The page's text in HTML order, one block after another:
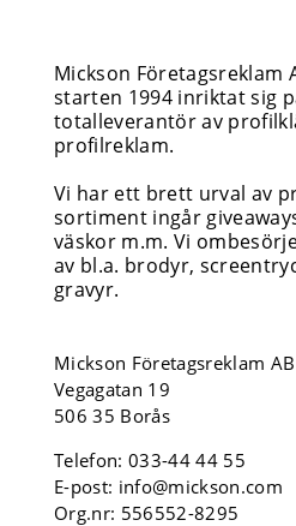
Mickson Företagsreklam
starten 1994 inriktat sig
totalleverantör av
profilreklam.
Vi har ett brett urval av
sortiment ingår
väskor m.m. Vi
av bl.a. brodyr,
gravyr.
Mickson Företagsreklam AB
Vegagatan 19
506 35 Borås
Telefon:033-44 44 55
E-post: info@mickson.com
Org.nr: 556552-8295